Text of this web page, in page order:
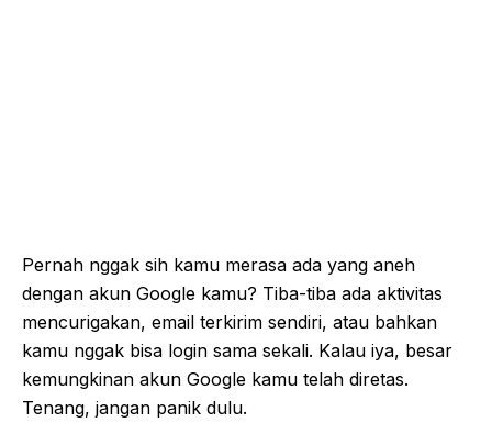
Pernah nggak sih kamu merasa ada yang aneh
dengan akun Google kamu? Tiba-tiba ada aktivitas
mencurigakan, email terkirim sendiri, atau bahkan
kamu nggak bisa login sama sekali. Kalau iya, besar
kemungkinan akun Google kamu telah diretas.
Tenang, jangan panik dulu.